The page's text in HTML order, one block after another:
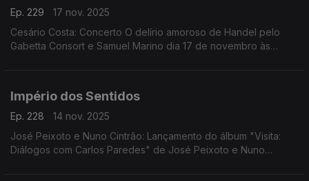
Ep. 229
17 nov. 2025
Cesário Costa: Concerto O delírio amoroso de Handel pelo
Gabetta Consort e Samuel Marino dia 17 de novembro às
Império dos Sentidos
Ep. 228
14 nov. 2025
José Peixoto e Nuno Cintrão: Lançamento do álbum "Visita:
Diálogos com Carlos Paredes" de José Peixoto e Nuno